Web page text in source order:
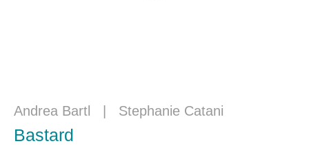
Andrea Bartl Stephanie Catani
Bastard